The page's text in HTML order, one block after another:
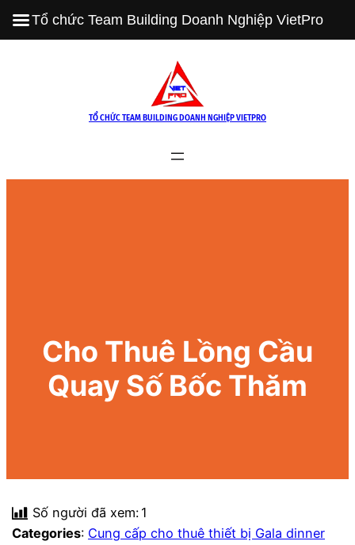
TỔ CHỨC TEAM BUILDING DOANH NGHIỆP VIETPRO
Cho Thuê Lồng Cầu
Quay Số Bốc Thăm
Số người đã xem: 1
Categories: Cung cấp cho thuê thiết bị Gala dinner
Tổ chức Team Building Doanh Nghiệp VietPro